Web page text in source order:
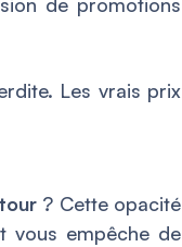
Les vrais prix
? Cette opacité
vous empêche de